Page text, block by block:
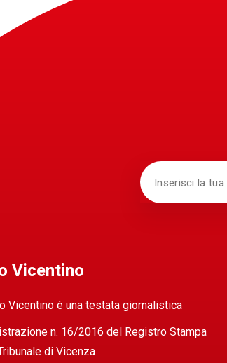
Vicentino
Vicentino è una testata giornalistica
n. 16/2016 del Registro Stampa
di Vicenza